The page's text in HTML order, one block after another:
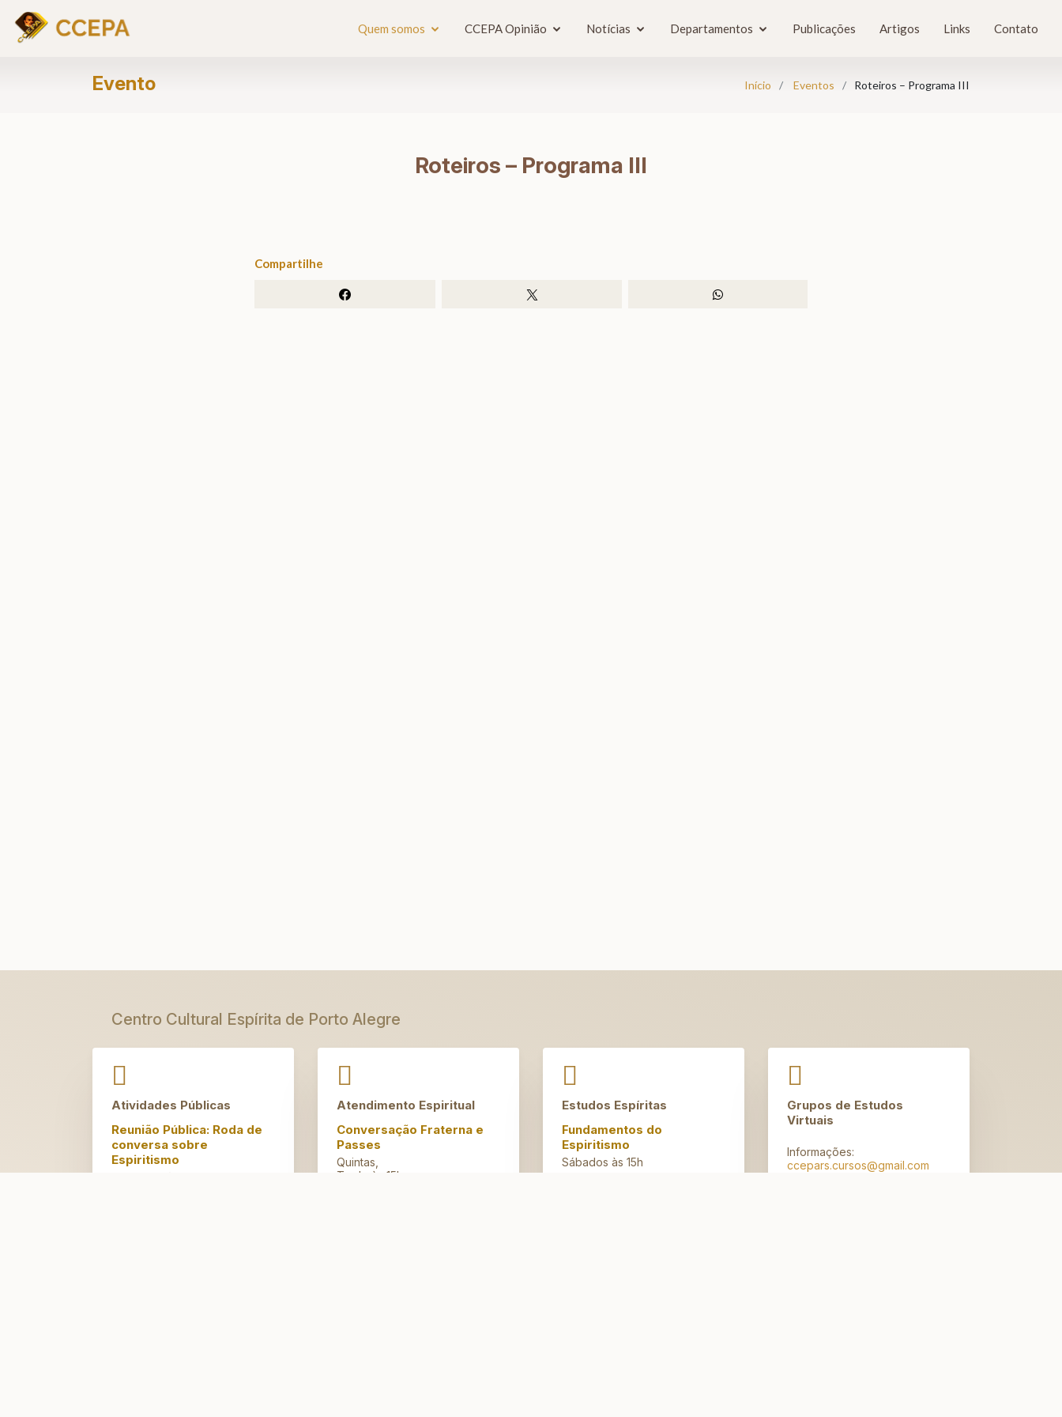
Quem somos CCEPA Opinião Notícias Departamentos Publicações Artigos Links Contato
Evento Início Eventos Roteiros – Programa III
Roteiros – Programa III
Compartilhe
Centro Cultural Espírita de Porto Alegre
Atividades Públicas
Reunião Pública: Roda de
conversa sobre
Espiritismo
Atendimento Espiritual
Conversação Fraterna e
Passes
Quintas,
Tarde às 15h
Estudos Espíritas
Fundamentos do
Espiritismo
Sábados às 15h
Grupos de Estudos
Virtuais
Informações:
ccepars.cursos@gmail.com